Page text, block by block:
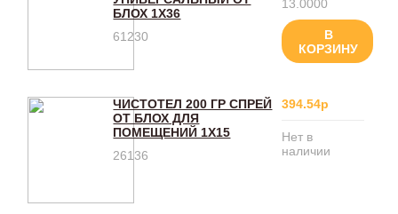
БЛОХ 1Х36
61230
13.0000
В
КОРЗИНУ
ЧИСТОТЕЛ 200 ГР СПРЕЙ
ОТ БЛОХ ДЛЯ
ПОМЕЩЕНИЙ 1X15
26136
394.54р
Нет в
наличии